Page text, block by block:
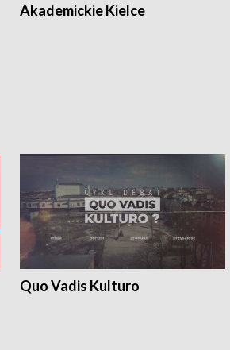
Akademickie Kielce
Quo Vadis Kulturo